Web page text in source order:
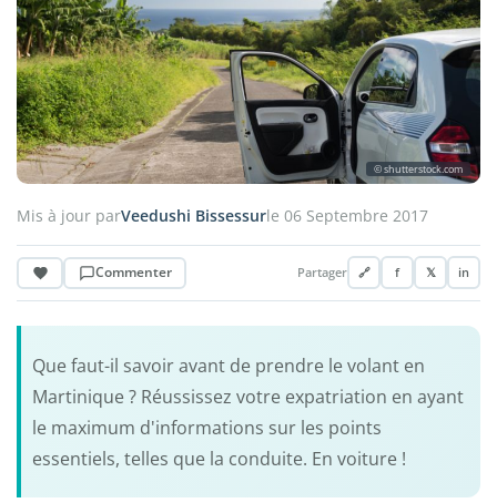
© shutterstock.com
Mis à jour parVeedushi Bissessurle 06 Septembre 2017
Commenter Partager 🔗 f 𝕏 in
Que faut-il savoir avant de prendre le volant en
Martinique ? Réussissez votre expatriation en ayant
le maximum d'informations sur les points
essentiels, telles que la conduite. En voiture !